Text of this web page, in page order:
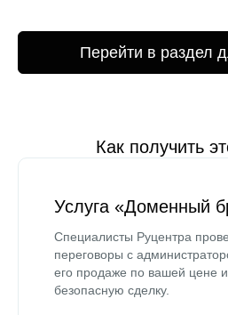
Перейти в раздел
Как получить
Услуга «Доменный
Специалисты Руцентра
переговоры с
его продаже по вашей цене
безопасную сделку.